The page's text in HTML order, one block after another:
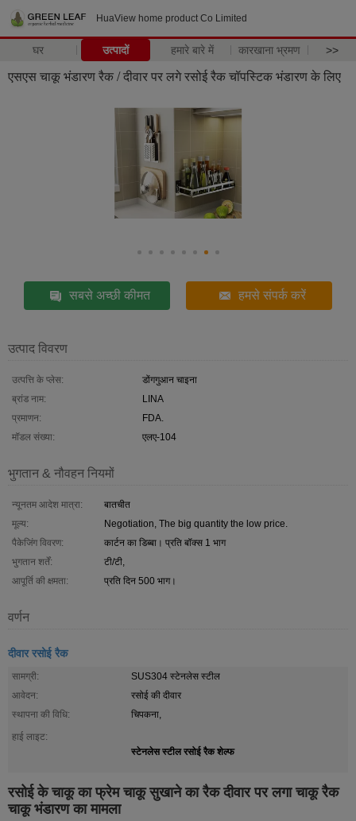
HuaView home product Co Limited
घर उत्पादों हमारे बारे में कारखाना भ्रमण >>
एसएस चाकू भंडारण रैक / दीवार पर लगे रसोई रैक चॉपस्टिक भंडारण के लिए
सबसे अच्छी कीमत हमसे संपर्क करें
उत्पाद विवरण
उत्पत्ति के प्लेस:
डोंगगुआन चाइना
ब्रांड नाम:
LINA
प्रमाणन:
FDA.
मॉडल संख्या:
एलए-104
भुगतान & नौवहन नियमों
न्यूनतम आदेश मात्रा:
बातचीत
मूल्य:
Negotiation, The big quantity the low price.
पैकेजिंग विवरण:
कार्टन का डिब्बा। प्रति बॉक्स 1 भाग
भुगतान शर्तें:
टी/टी,
आपूर्ति की क्षमता:
प्रति दिन 500 भाग।
वर्णन
दीवार रसोई रैक
सामग्री:
SUS304 स्टेनलेस स्टील
आवेदन:
रसोई की दीवार
स्थापना की विधि:
चिपकना,
हाई लाइट:
स्टेनलेस स्टील रसोई रैक शेल्फ
रसोई के चाकू का फ्रेम चाकू सुखाने का रैक दीवार पर लगा चाकू रैक
चाकू भंडारण का मामला